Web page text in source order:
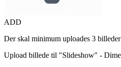
ADD
Der skal minimum uploades 3
Upload billede til "Slideshow" -